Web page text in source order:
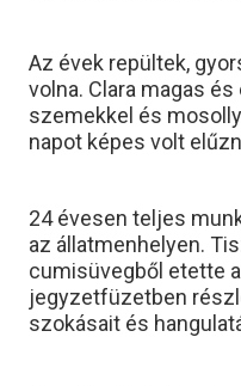
Az évek repültek,
volna. Clara magas
szemekkel és
napot képes volt
24 évesen teljes
az állatmenhelyen.
cumisüvegből etette
jegyzetfüzetben
szokásait és